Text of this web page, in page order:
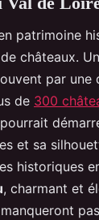
patrimoine
châteaux.
par une
de 300
et sa
historiques
, charmant et